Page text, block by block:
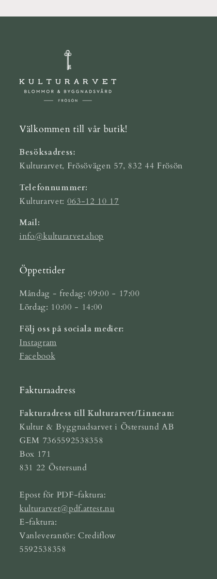
Välkommen till vår butik!
Besöksadress:
Kulturarvet, Frösövägen 57, 832 44 Frösön
Telefonnummer:
Kulturarvet: 063-12 10 17
Mail:
info@kulturarvet.shop
Öppettider
Måndag - fredag: 09:00 - 17:00
Lördag: 10:00 - 14:00
Följ oss på sociala medier:
Instagram
Facebook
Fakturaadress
Fakturadress till Kulturarvet/Linnean:
Kultur & Byggnadsarvet i Östersund AB
GEM 7365592538358
Box 171
831 22 Östersund
Epost för PDF-faktura:
kulturarvet@pdf.attest.nu
E-faktura:
Vanleverantör: Crediflow
5592538358